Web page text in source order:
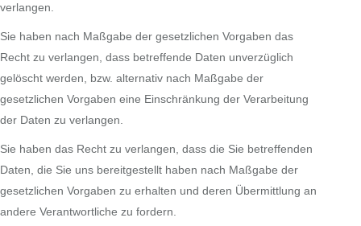
verlangen.
Sie haben nach Maßgabe der gesetzlichen Vorgaben das
Recht zu verlangen, dass betreffende Daten unverzüglich
gelöscht werden, bzw. alternativ nach Maßgabe der
gesetzlichen Vorgaben eine Einschränkung der Verarbeitung
der Daten zu verlangen.
Sie haben das Recht zu verlangen, dass die Sie betreffenden
Daten, die Sie uns bereitgestellt haben nach Maßgabe der
gesetzlichen Vorgaben zu erhalten und deren Übermittlung an
andere Verantwortliche zu fordern.